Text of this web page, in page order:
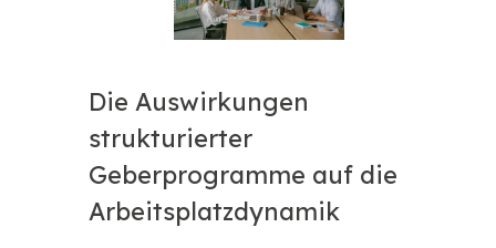
Die Auswirkungen
strukturierter
Geberprogramme auf die
Arbeitsplatzdynamik